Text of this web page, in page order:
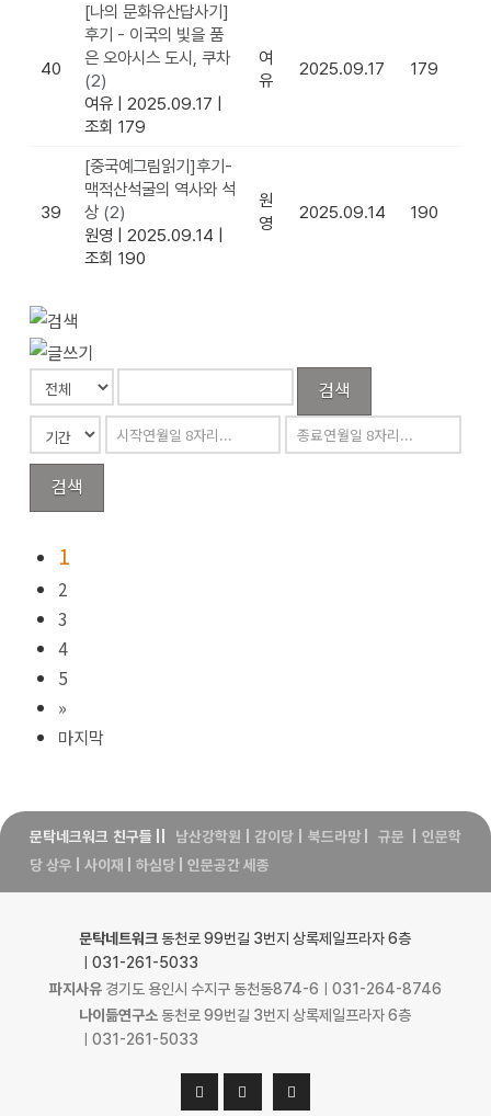
40
[나의 문화유산답사기]
후기 - 이국의 빛을 품
은 오아시스 도시, 쿠차
(2)
여유
2025.09.17
조회 179
여
유
2025.09.17 179
39
[중국예그림읽기]후기-
맥적산석굴의 역사와 석
상 (2)
원영
2025.09.14
조회 190
원
영
2025.09.14 190
검색
검색
1
2
3
4
5
»
마지막
문탁네크워크 친구들 남산강학원 감이당 북드라망| 규문 |인문학
당 상우
사이재 하심당| 인문공간 세종
문탁네트워크 동천로 99번길 3번지 상록제일프라자 6층
ㅣ031-261-5033
파지사유경기도 용인시 수지구 동천동874-6ㅣ031-264-8746
나이듦연구소 동천로 99번길 3번지 상록제일프라자 6층
ㅣ031-261-5033